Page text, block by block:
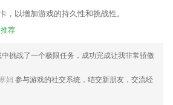
机器快速转文字、人工精准转文字
能够智能查询方式真的好用。
您可尽情享受动漫般的世界！
分配，兑换美酒，流通产生价值
，以增加游戏的持久性和挑战性。
推荐
中挑战了一个极限任务，成功完成让我非常骄傲
娟 参与游戏的社交系统，结交新朋友，交流经